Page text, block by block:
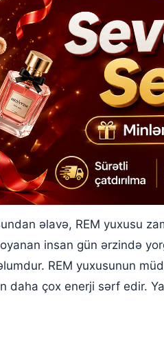
əlavə, REM yuxusu
oyanan insan gün ərzində
REM yuxusunun
çox enerji sərf edir.